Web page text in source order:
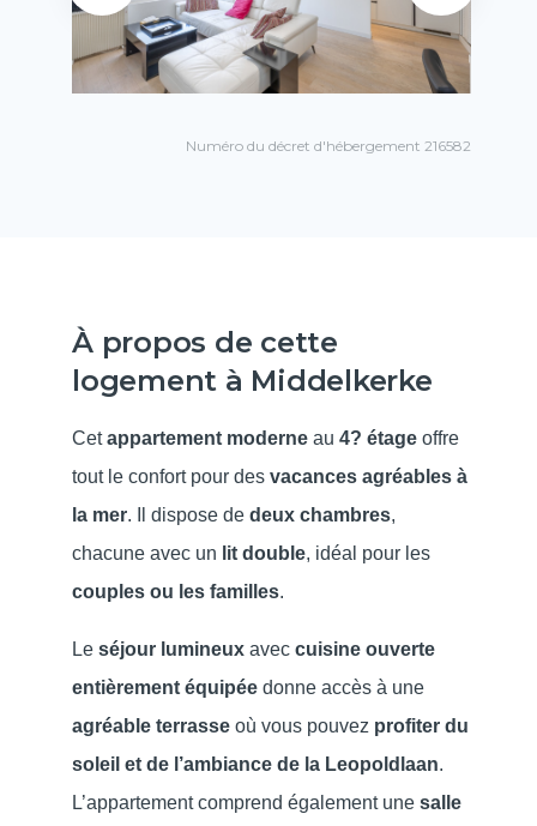
Numéro du décret d'hébergement 216582
À propos de cette
logement à Middelkerke
Cetappartement moderne au 4? étage offre
tout le confort pour des vacances agréables à
la mer. Il dispose de deux chambres,
chacune avec un lit double, idéal pour les
couples ou les familles.
Le séjour lumineux avec cuisine ouverte
entièrement équipée donne accès à une
agréable terrasse où vous pouvez profiter du
soleil et de l’ambiance de la Leopoldlaan.
L’appartement comprend également une salle